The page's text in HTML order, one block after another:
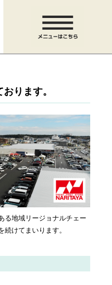
ります。
る地域リージョナルチェー
続けてまいります。